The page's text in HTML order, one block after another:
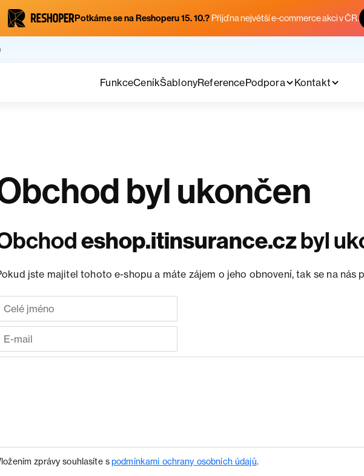
Potkáme se na Reshoperu 15. 10.? Přijď na největší e-commerce akci v ČR.
FunkceCeníkŠablonyReferencePodpora Kontakt
byl ukončen
eshop.itinsurance.czbyl
jste majitel tohoto e-shopu a máte zájem o jeho obnovení, tak se na nás
zprávy souhlasíte spodmínkami ochrany osobních údajů.